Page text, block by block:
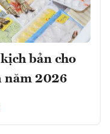
bản cho
năm 2026